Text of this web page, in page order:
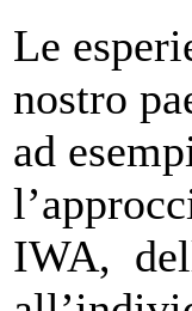
Le
nostro
ad
IWA,